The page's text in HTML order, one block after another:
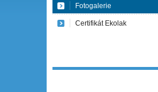
Fotogalerie
Certifikát Ekolak